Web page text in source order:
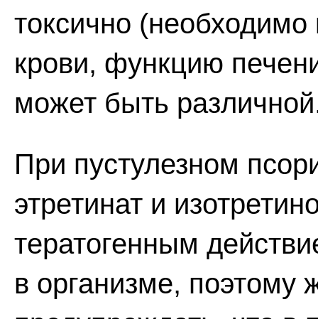
токсично (необходимо
крови, функцию
может быть
При пустулезном
этретинат и
тератогенным
в организме, поэтому